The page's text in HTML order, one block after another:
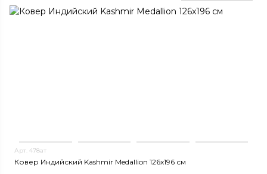
Арт. 478ат
Ковер Индийский Kashmir Medallion 126x196 см